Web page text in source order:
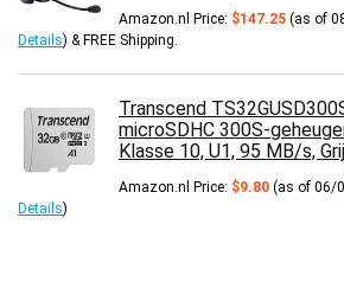
Amazon.nl Price: $147.25 (as of
Details) & FREE Shipping
Transcend
microSDHC 300S-
Klasse 10, U1, 95 MB/s,
Amazon.nl Price: $9.80 (as of 06/
Details)